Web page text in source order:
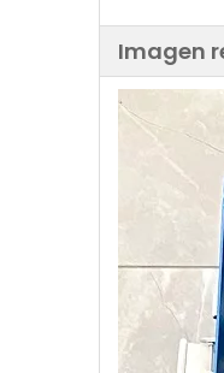
Imagen